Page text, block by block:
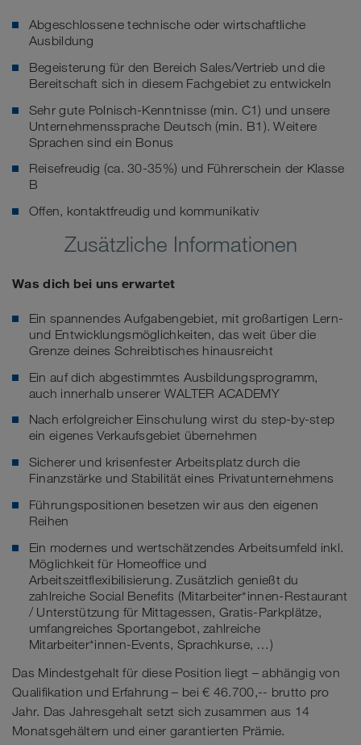
Abgeschlossene technische oder wirtschaftliche
Ausbildung
Begeisterung für den Bereich Sales/Vertrieb und die
Bereitschaft sich in diesem Fachgebiet zu entwickeln
Sehr gute Polnisch-Kenntnisse (min. C1) und unsere
Unternehmenssprache Deutsch (min. B1). Weitere
Sprachen sind ein Bonus
Reisefreudig (ca. 30-35%) und Führerschein der Klasse
B
Offen, kontaktfreudig und kommunikativ
Zusätzliche Informationen
Was dich bei uns erwartet
Ein spannendes Aufgabengebiet, mit großartigen Lern-
und Entwicklungsmöglichkeiten, das weit über die
Grenze deines Schreibtisches hinausreicht
Ein auf dich abgestimmtes Ausbildungsprogramm,
auch innerhalb unserer WALTER ACADEMY
Nach erfolgreicher Einschulung wirst du step-by-step
ein eigenes Verkaufsgebiet übernehmen
Sicherer und krisenfester Arbeitsplatz durch die
Finanzstärke und Stabilität eines Privatunternehmens
Führungspositionen besetzen wir aus den eigenen
Reihen
Ein modernes und wertschätzendes Arbeitsumfeld inkl.
Möglichkeit für Homeoffice und
Arbeitszeitflexibilisierung. Zusätzlich genießt du
zahlreiche Social Benefits (Mitarbeiter*innen-Restaurant
/ Unterstützung für Mittagessen, Gratis-Parkplätze,
umfangreiches Sportangebot, zahlreiche
Mitarbeiter*innen-Events, Sprachkurse, …)
Das Mindestgehalt für diese Position liegt – abhängig von
Qualifikation und Erfahrung – bei € 46.700,-- brutto pro
Jahr. Das Jahresgehalt setzt sich zusammen aus 14
Monatsgehältern und einer garantierten Prämie.